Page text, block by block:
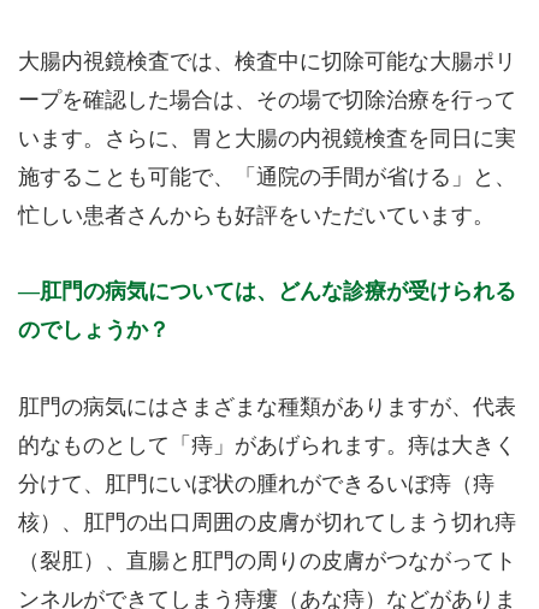
大腸内視鏡検査では、検査中に切除可能な大腸ポリ
ープを確認した場合は、その場で切除治療を行って
います。さらに、胃と大腸の内視鏡検査を同日に実
施することも可能で、「通院の手間が省ける」と、
忙しい患者さんからも好評をいただいています。
肛門の病気については、どんな診療が受けられる
のでしょうか？
肛門の病気にはさまざまな種類がありますが、代表
的なものとして「痔」があげられます。痔は大きく
分けて、肛門にいぼ状の腫れができるいぼ痔（痔
核）、肛門の出口周囲の皮膚が切れてしまう切れ痔
（裂肛）、直腸と肛門の周りの皮膚がつながってト
ンネルができてしまう痔瘻（あな痔）などがありま